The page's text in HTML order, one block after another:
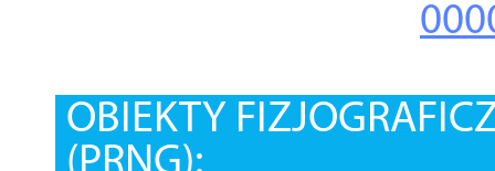
OBIEKTY